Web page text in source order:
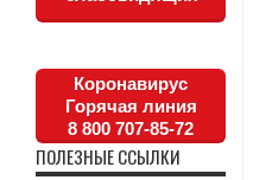
Коронавирус
Горячая линия
8 800 707-85-72
ПОЛЕЗНЫЕ ССЫЛКИ